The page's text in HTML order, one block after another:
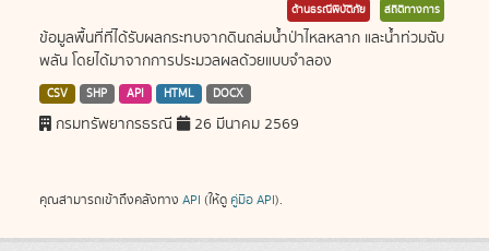
ด้านธรณีพิบัติภัย สถิติทางการ
ข้อมูลพื้นที่ที่ได้รับผลกระทบจากดินถล่มน้ำป่าไหลหลาก และน้ำท่วมฉับ
พลัน โดยได้มาจากการประมวลผลด้วยแบบจำลอง
CSV SHP API HTML DOCX
กรมทรัพยากรธรณี 26 มีนาคม 2569
คุณสามารถเข้าถึงคลังทาง API (ให้ดู คู่มือ API).